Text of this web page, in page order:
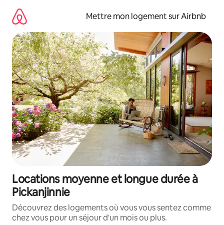
directement
contenu
Mettre mon logement sur Airbnb
Locations moyenne et longue durée à
Pickanjinnie
Découvrez des logements où vous vous sentez comme
chez vous pour un séjour d'un mois ou plus.